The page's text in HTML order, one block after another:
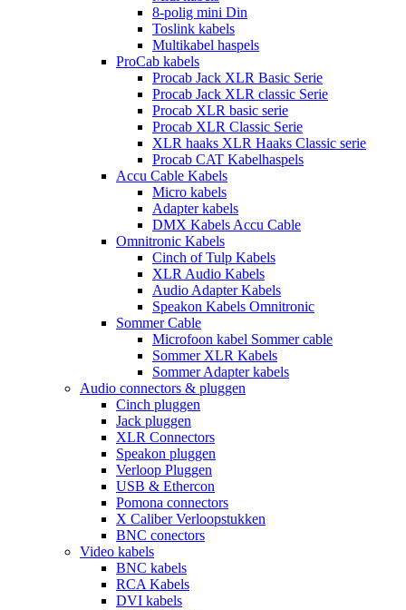
8-polig mini Din
Toslink kabels
Multikabel haspels
ProCab kabels
Procab Jack XLR Basic Serie
Procab Jack XLR classic Serie
Procab XLR basic serie
Procab XLR Classic Serie
XLR haaks XLR Haaks Classic serie
Procab CAT Kabelhaspels
Accu Cable Kabels
Micro kabels
Adapter kabels
DMX Kabels Accu Cable
Omnitronic Kabels
Cinch of Tulp Kabels
XLR Audio Kabels
Audio Adapter Kabels
Speakon Kabels Omnitronic
Sommer Cable
Microfoon kabel Sommer cable
Sommer XLR Kabels
Sommer Adapter kabels
Audio connectors & pluggen
Cinch pluggen
Jack pluggen
XLR Connectors
Speakon pluggen
Verloop Pluggen
USB & Ethercon
Pomona connectors
X Caliber Verloopstukken
BNC conectors
Video kabels
BNC kabels
RCA Kabels
DVI kabels